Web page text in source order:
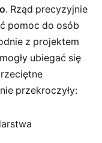
. Rząd precyzyjnie
pomoc do osób
z projektem
ubiegać się
przekroczyły: